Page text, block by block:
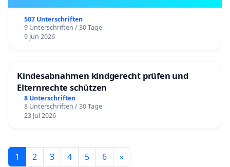
507 Unterschriften
9 Unterschriften / 30 Tage
9 Jun 2026
Kindesabnahmen kindgerecht prüfen und
Elternrechte schützen
8 Unterschriften
8 Unterschriften / 30 Tage
23 Jul 2026
1 2 3 4 5 6 »